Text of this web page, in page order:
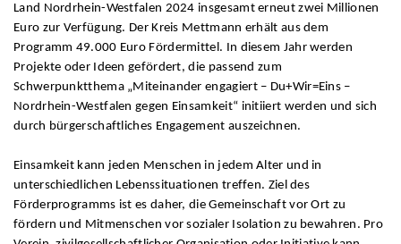
Land Nordrhein-Westfalen 2024 insgesamt erneut zwei Millionen
Euro zur Verfügung. Der Kreis Mettmann erhält aus dem
Programm 49.000 Euro Fördermittel. In diesem Jahr werden
Projekte oder Ideen gefördert, die passend zum
Schwerpunktthema „Miteinander engagiert – Du+Wir=Eins –
Nordrhein-Westfalen gegen Einsamkeit“ initiiert werden und sich
durch bürgerschaftliches Engagement auszeichnen.
Einsamkeit kann jeden Menschen in jedem Alter und in
unterschiedlichen Lebenssituationen treffen. Ziel des
Förderprogramms ist es daher, die Gemeinschaft vor Ort zu
fördern und Mitmenschen vor sozialer Isolation zu bewahren. Pro